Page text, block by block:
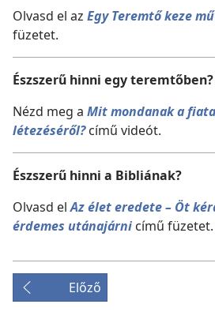
Olvasd el az Egy Teremtő keze
füzetet.
Észszerű hinni egy teremtőben?
Nézd meg a Mit mondanak a
létezéséről?című videót.
Észszerű hinni a Bibliának?
Olvasd elAz élet eredete – Öt
érdemes utánajárni című füzetet.
Előző